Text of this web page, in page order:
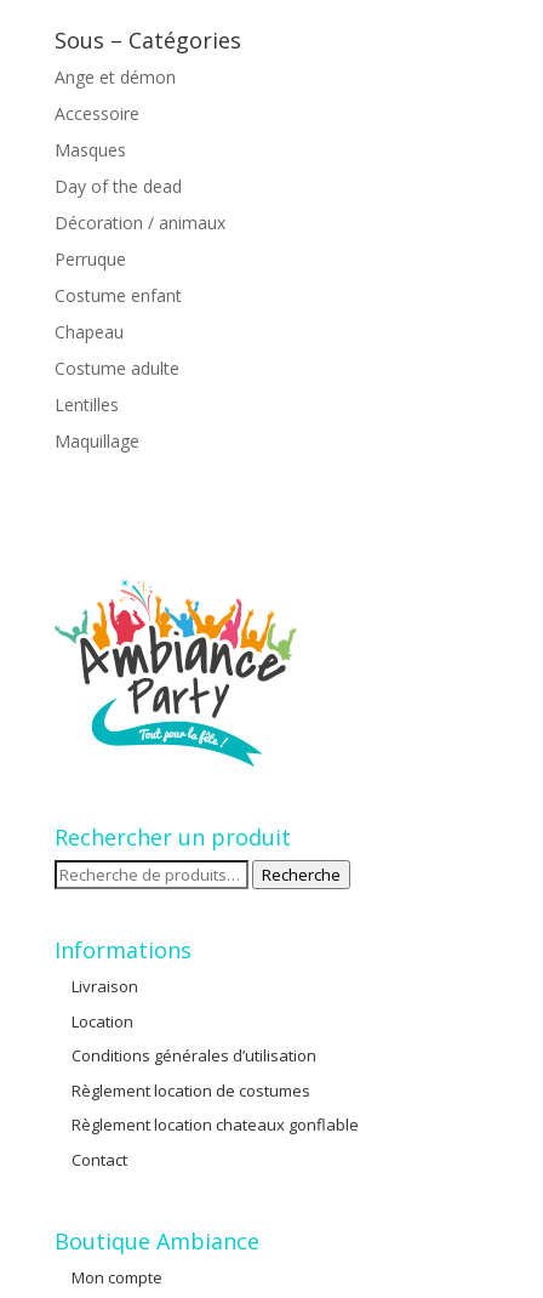
Sous – Catégories
Ange et démon
Accessoire
Masques
Day of the dead
Décoration / animaux
Perruque
Costume enfant
Chapeau
Costume adulte
Lentilles
Maquillage
Rechercher un produit
Recherche
Recherche
Informations
Livraison
Location
Conditions générales d’utilisation
Règlement location de costumes
Règlement location chateaux gonflable
Contact
Boutique Ambiance
Mon compte